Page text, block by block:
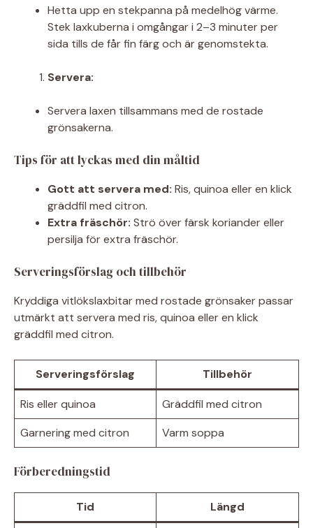
Hetta upp en stekpanna på medelhög värme.
Stek laxkuberna i omgångar i 2–3 minuter per
sida tills de får fin färg och är genomstekta.
Servera:
Servera laxen tillsammans med de rostade
grönsakerna.
Tips för att lyckas med din måltid
Gott att servera med: Ris, quinoa eller en klick
gräddfil med citron.
Extra fräschör: Strö över färsk koriander eller
persilja för extra fräschör.
Serveringsförslag och tillbehör
Kryddiga vitlökslaxbitar med rostade grönsaker passar
utmärkt att servera med ris, quinoa eller en klick
gräddfil med citron.
Serveringsförslag Tillbehör
Ris eller quinoa
Gräddfil med citron
Garnering med citron
Varm soppa
Förberedningstid
Tid Längd